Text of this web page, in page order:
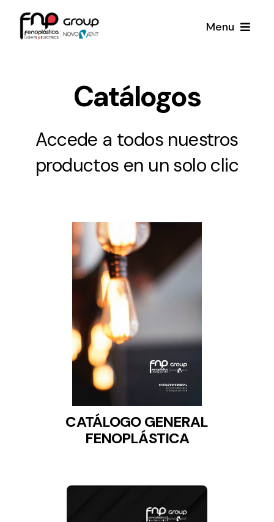
Menu
Iluminación y Material Eléctrico
Lighting and Electrical
Equipment
Complete solutions in lighting and electrical
material for each project and need
Amplia gama de ventiladores y equipos de
Noticias
Proyectos
Contacto
Catálogos
Accede a todos nuestros
productos en un solo clic
CATÁLOGO GENERAL
FENOPLÁSTICA